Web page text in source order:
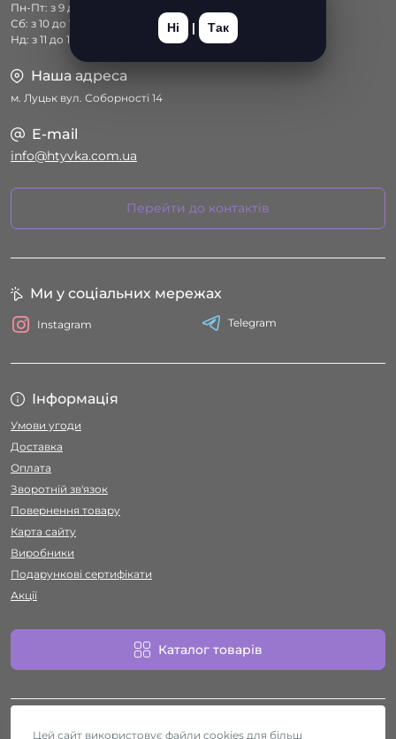
Пн-Пт: з 9 до 18
Сб: з 10 до 17
Нд: з 11 до 16
Наша адреса
м. Луцьк вул. Соборності 14
E-mail
info@htyvka.com.ua
Перейти до контактів
Інформація
Умови угоди
Доставка
Оплата
Зворотній зв'язок
Повернення товару
Карта сайту
Виробники
Подарункові сертифікати
Акції
Каталог товарів
Ми у соціальних мережах
Instagram Telegram
Ні | Так
Цей сайт використовує файли cookies для більш